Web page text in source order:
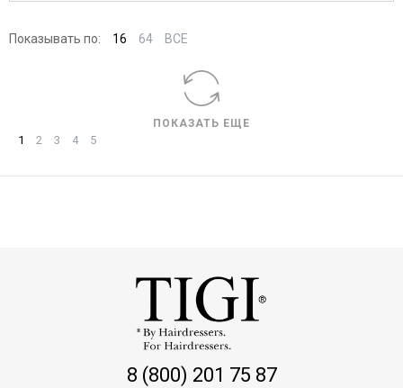
Показывать по: 16 64 ВСЕ
ПОКАЗАТЬ ЕЩЕ
1 2 3 4 5
8 (800) 201 75 87